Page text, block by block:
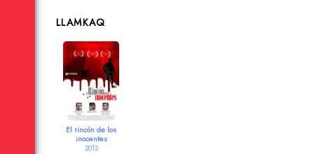
LLAMKAQ
El rincón de los
inocentes
2012